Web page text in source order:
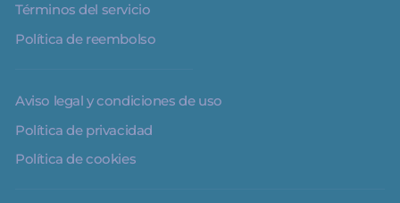
Términos del servicio
Política de reembolso
Aviso legal y condiciones de uso
Política de privacidad
Política de cookies